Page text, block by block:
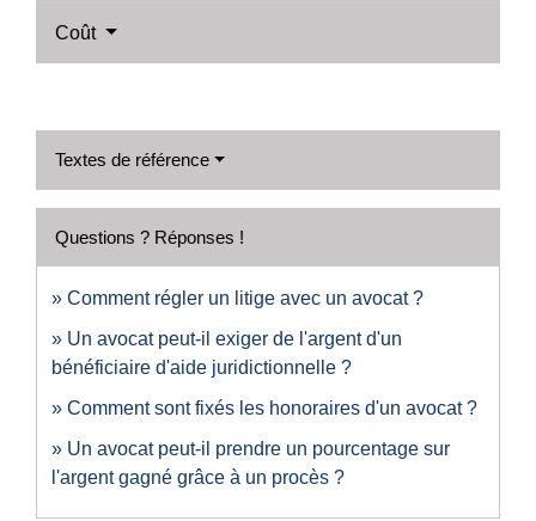
Coût
Textes de référence
Questions ? Réponses !
Comment régler un litige avec un avocat ?
Un avocat peut-il exiger de l'argent d'un
bénéficiaire d'aide juridictionnelle ?
Comment sont fixés les honoraires d'un avocat ?
Un avocat peut-il prendre un pourcentage sur
l'argent gagné grâce à un procès ?